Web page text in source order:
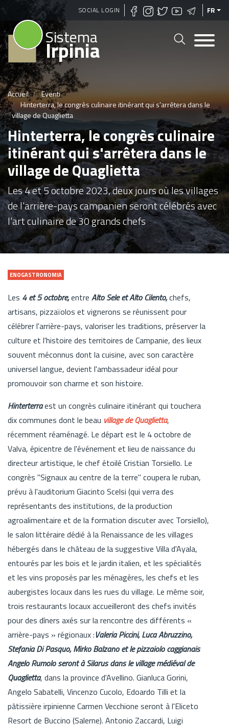
Aller
au
SOCIAL LOGIN FR
Sistema
Irpinia
Accueil
Eventi
Hinterterra, le congrès culinaire itinérant qui s'arrêtera dans le
village de Quaglietta
Hinterterra, le congrès culinaire
itinérant qui s'arrêtera dans le
village de Quaglietta
Les 4 et 5 octobre 2023, deux jours où les villages
de l'arrière-pays campanien seront célébrés avec
l'art culinaire de 30 grands chefs
ENOGASTRONOMIA
Les 4 et 5 octobre,entre Alto Sele et Alto Cilento,chefs,
artisans, pizzaïolos et vignerons se réunissent pour
célébrer l'arrière-pays, valoriser les traditions, préserver la
culture et l'histoire des territoires de Campanie, des lieux
souvent méconnus dont la cuisine, avec son caractère
universel langue, devient l'ambassadeur idéal pour
promouvoir son charme et son histoire.
Hinterterraest un congrès culinaire itinérant qui touchera
dix communes dont le beau village de Quaglietta,
récemment réaménagé. Le départ est le 4 octobre de
Valva, épicentre de l'événement et lieu de naissance du
directeur artistique, le chef étoilé Cristian Torsiello. Le
congrès "Signaux au centre de la terre" coupera le ruban,
prévu à l'auditorium Giacinto Scelsi (qui verra des
représentants des institutions, de la production
agroalimentaire et de la formation discuter avec Torsiello),
le salon littéraire dédié à la Renaissance de les villages
hébergés dans le château de la suggestive Villa d'Ayala,
entourés par les bois et le jardin italien, et les spécialités
et les vins proposés par les ménagères, les chefs et les
aubergistes locaux dans les rues du village. Le même soir,
trois restaurants locaux accueilleront des chefs invités
pour des dîners axés sur la rencontre des différents «
arrière-pays » régionaux :Valeria Piccini, Luca Abruzzino,
Stefania Di Pasquo, Mirko Balzano et le pizzaiolo caggianais
Angelo Rumolo seront à Silarus dans le village médiéval de
Quaglietta, dans la province d'Avellino. Gianluca Gorini,
Angelo Sabatelli, Vincenzo Cucolo, Edoardo Tilli et la
pâtissière irpinienne Carmen Vecchione seront à l'Eliceto
Resort de Buccino (Salerne). Antonio Zaccardi, Luigi